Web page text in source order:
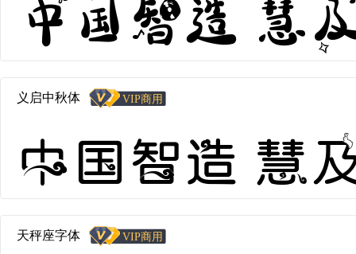
中国智造 慧
义启中秋体
中国智造 慧
天秤座字体